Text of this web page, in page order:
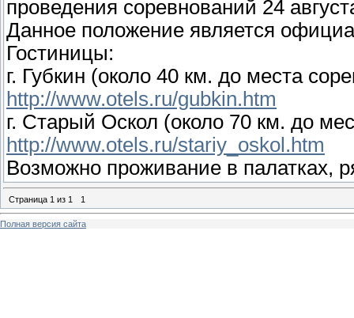
проведения соревнований 24
Данное положение является
Гостиницы:
г. Губкин (около 40 км. до места
http://www.otels.ru/gubkin.htm
г. Старый Оскол (около 70 км. до
http://www.otels.ru/stariy_oskol.htm
Возможно проживание в палатках,
Страница 1 из 1 1
Полная версия сайта